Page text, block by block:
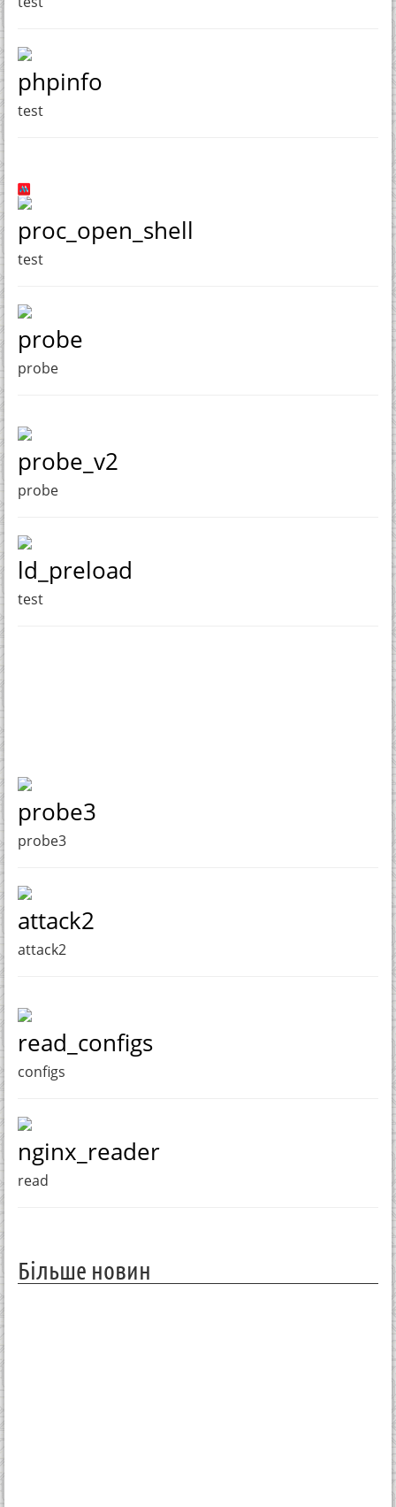
phpinfo
test
proc_open_shell
test
probe
probe
probe_v2
probe
ld_preload
test
probe3
probe3
attack2
attack2
read_configs
configs
nginx_reader
read
Більше новин